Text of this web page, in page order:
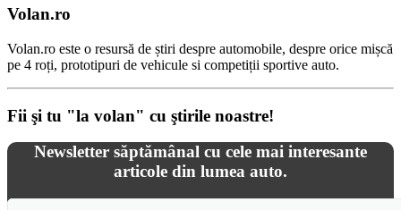
Volan.ro
Volan.ro este o resursă de știri despre automobile, despre orice mișcă
pe 4 roți, prototipuri de vehicule si competiții sportive auto.
Fii şi tu "la volan" cu ştirile noastre!
Newsletter săptămânal cu cele mai interesante
articole din lumea auto.